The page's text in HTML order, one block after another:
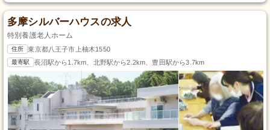
多摩シルバーハウスの求人
特別養護老人ホーム
住所 東京都八王子市上柚木1550
最寄駅 長沼駅から1.7km、北野駅から2.2km、豊田駅から3.7km